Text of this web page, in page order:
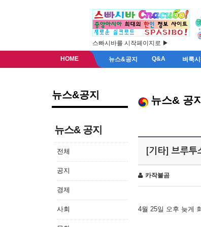
스빠시바를 시작페이지로 ▶
HOME 뉴스&공지 Q&A 벼룩
뉴스&공지
뉴스& 공지
전체
공지
경제
사회
뉴스& 공지
[기타] 브루투
카작불곰
4월 25일 오후 늦게